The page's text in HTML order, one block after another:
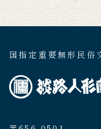
国指定重要無形民